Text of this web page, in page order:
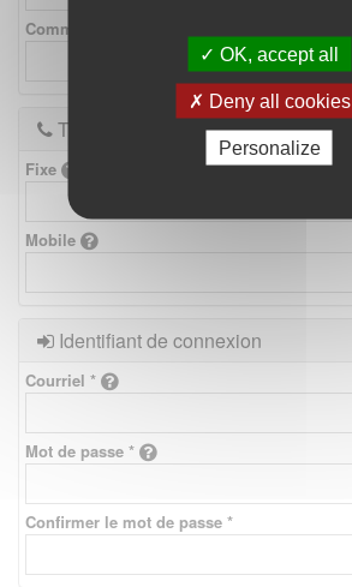
Commune
Téléphones
Fixe
Mobile
Identifiant de connexion
Courriel *
Mot de passe *
Confirmer le mot de passe *
OK, accept all
Deny all cookies
Personalize